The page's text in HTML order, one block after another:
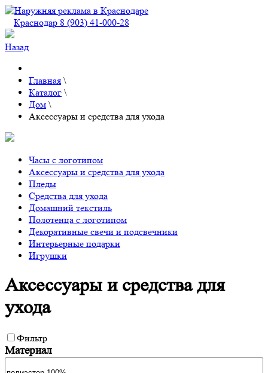
Краснодар 8 (903) 41-000-28
Назад
Главная \
Каталог \
Дом \
Аксессуары и средства для ухода
Часы с логотипом
Аксессуары и средства для ухода
Пледы
Средства для ухода
Домашний текстиль
Полотенца с логотипом
Декоративные свечи и подсвечники
Интерьерные подарки
Игрушки
Аксессуары и средства для
ухода
Фильтр
Материал